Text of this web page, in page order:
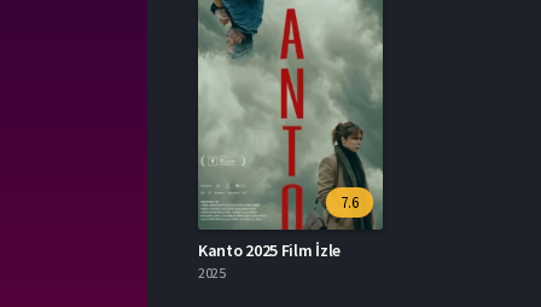
7.6
Kanto 2025 Film İzle
2025